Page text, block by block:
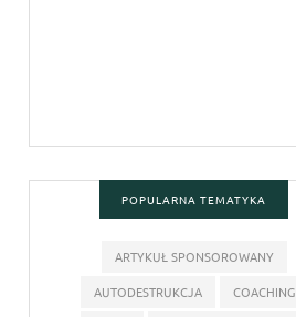
POPULARNA TEMATYKA
ARTYKUŁ SPONSOROWANY
AUTODESTRUKCJA
COACHING